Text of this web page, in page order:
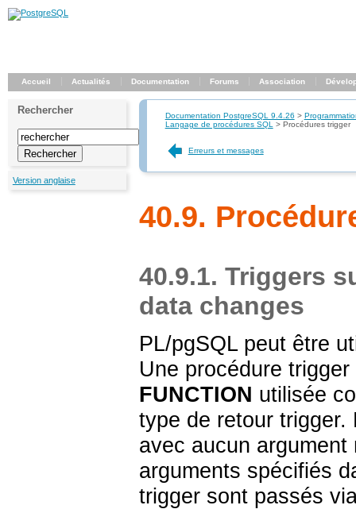
Accueil Actualités Documentation Forums Association
Rechercher
Version anglaise
Documentation PostgreSQL 9.4.26 >
Langage de procédures SQL > Procédures trigger
Erreurs et messages
40.9.
40.9.1. Triggers
data changes
PL/pgSQLpeut être
Une procédure
FUNCTION utilisée
type de retour trigger.
avec aucun
arguments spécifiés
trigger sont passés